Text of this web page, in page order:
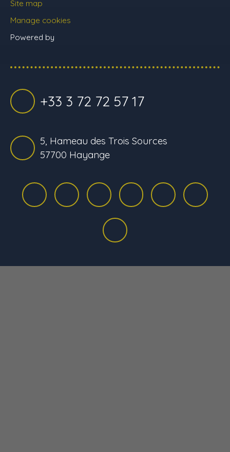
Site map
Manage cookies
Powered by
+33 3 72 72 57 17
5, Hameau des Trois Sources
57700 Hayange